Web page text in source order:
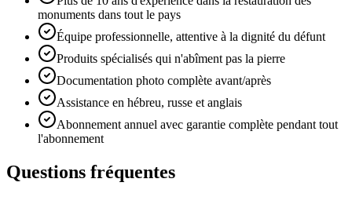
monuments dans tout le pays
Équipe professionnelle, attentive à la dignité du défunt
Produits spécialisés qui n'abîment pas la pierre
Documentation photo complète avant/après
Assistance en hébreu, russe et anglais
Abonnement annuel avec garantie complète pendant tout
l'abonnement
Questions fréquentes